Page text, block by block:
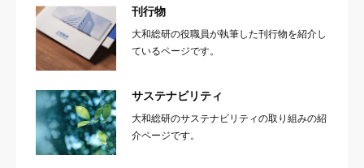
刊行物
大和総研の役職員が執筆した刊行物を紹介し
ているページです。
サステナビリティ
大和総研のサステナビリティの取り組みの紹
介ページです。